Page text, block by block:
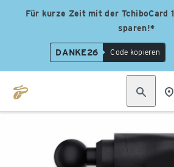
Für kurze Zeit mit der TchiboCard
sparen!*
DANKE26 Code kopieren